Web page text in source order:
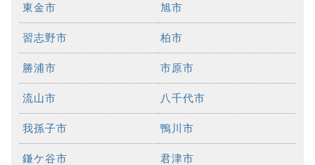
東金市 旭市
習志野市 柏市
勝浦市 市原市
流山市 八千代市
我孫子市 鴨川市
鎌ケ谷市 君津市